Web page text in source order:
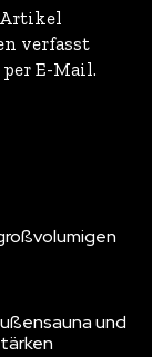
verfasst
E-Mail.
und